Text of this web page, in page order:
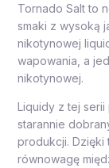
Tornado Salt to
smaki z wysoką
nikotynowej
wapowania, a
nikotynowej.
Liquidy z tej serii
starannie
produkcji. Dzięki
równowagę